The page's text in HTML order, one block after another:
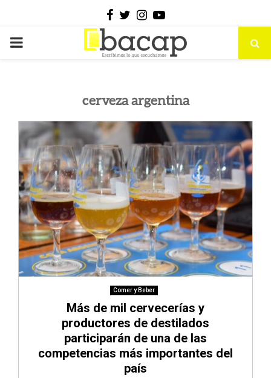
Facebook
Twitter
Instagram
Youtube
PRIMARY
cerveza argentina
Comer y Beber
Más de mil cervecerías y
productores de destilados
participarán de una de las
competencias más importantes del
país